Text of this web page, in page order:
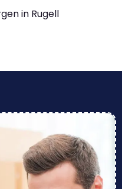
in Rugell